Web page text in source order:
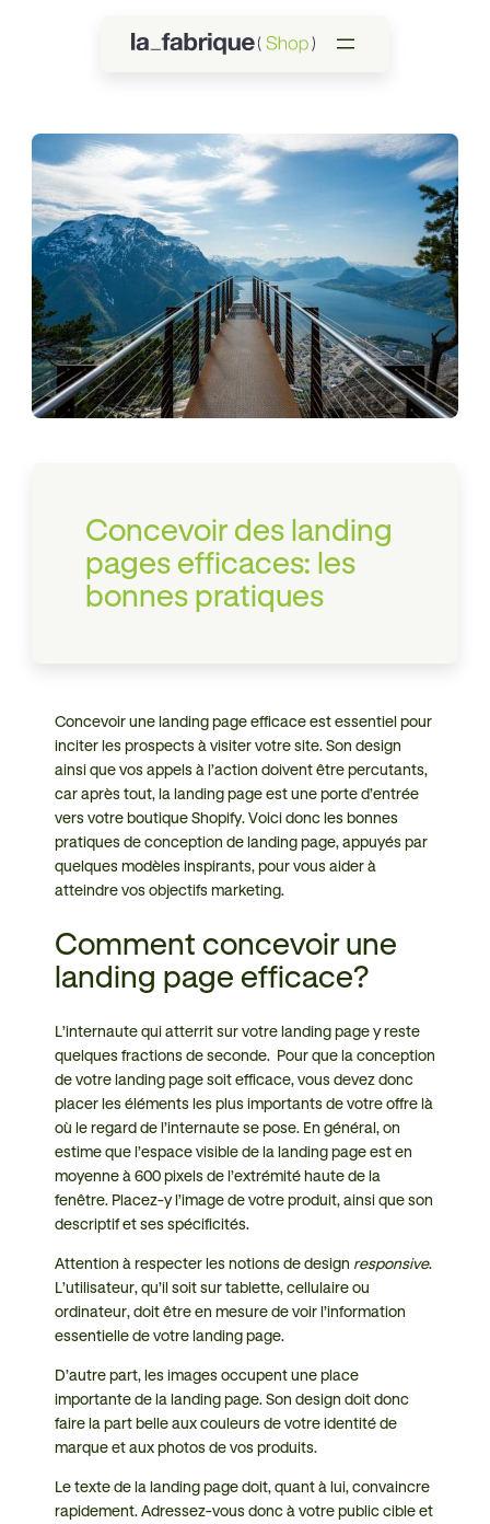
Concevoir des landing
pages efficaces: les
bonnes pratiques
Concevoir une landing page efficace est essentiel pour
inciter les prospects à visiter votre site. Son design
ainsi que vos appels à l’action doivent être percutants,
car après tout, la landing page est une porte d’entrée
vers votre boutique Shopify. Voici donc les bonnes
pratiques de conception de landing page, appuyés par
quelques modèles inspirants, pour vous aider à
atteindre vos objectifs marketing.
Comment concevoir une
landing page efficace?
L’internaute qui atterrit sur votre landing page y reste
quelques fractions de seconde. Pour que la conception
de votre landing page soit efficace, vous devez donc
placer les éléments les plus importants de votre offre là
où le regard de l’internaute se pose. En général, on
estime que l’espace visible de la landing page est en
moyenne à 600 pixels de l’extrémité haute de la
fenêtre. Placez-y l’image de votre produit, ainsi que son
descriptif et ses spécificités.
Attention à respecter les notions de design responsive.
L’utilisateur, qu’il soit sur tablette, cellulaire ou
ordinateur, doit être en mesure de voir l’information
essentielle de votre landing page.
D’autre part, les images occupent une place
importante de la landing page. Son design doit donc
faire la part belle aux couleurs de votre identité de
marque et aux photos de vos produits.
Le texte de la landing page doit, quant à lui, convaincre
rapidement. Adressez-vous donc à votre public cible et